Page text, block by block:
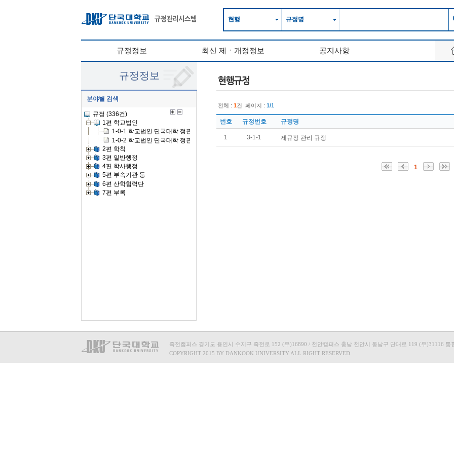
현행 규정명
규정정보 최신 제ㆍ개정정보 공지사항
규정정보
분야별 검색
전체 : 1건 페이지 : 1/1
번호 규정번호 규정명
1 3-1-1 제규정 관리 규정
1
죽전캠퍼스 경기도 용인시 수지구 죽전로 152 (우)16890 / 천안캠퍼스 충남 천안시 동남구 단대로 119 (우)31116 통
COPYRIGHT 2015 BY DANKOOK UNIVERSITY ALL RIGHT RESERVED